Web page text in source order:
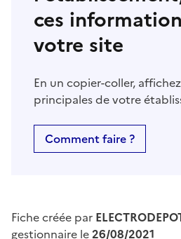
ces
votre site
En un copier-coller,
principales de votre
Comment faire ?
Fiche créée par
gestionnaire le26/08/2021